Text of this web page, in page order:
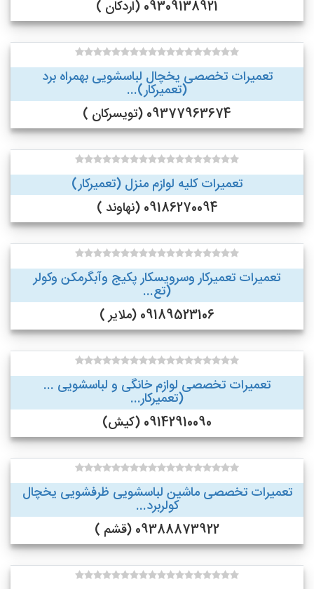
09309138921 (اردکان )
تعمیرات تخصصی یخچال لباسشویی بهمراه برد
(تعمیرکار)...
09377963674 (تویسرکان )
تعمیرات کلیه لوازم منزل (تعمیرکار)
09186270094 (نهاوند )
تعمیرات تعمیرکار وسرویسکار پکیج وآبگرمکن وکولر
(تع...
09189523106 (ملایر )
تعمیرات تخصصی لوازم خانگی و لباسشویی ...
(تعمیرکار...
09142910090 (کیش)
تعمیرات تخصصی ماشین لباسشویی ظرفشویی یخچال
کولربرد...
09388873922 (قشم )